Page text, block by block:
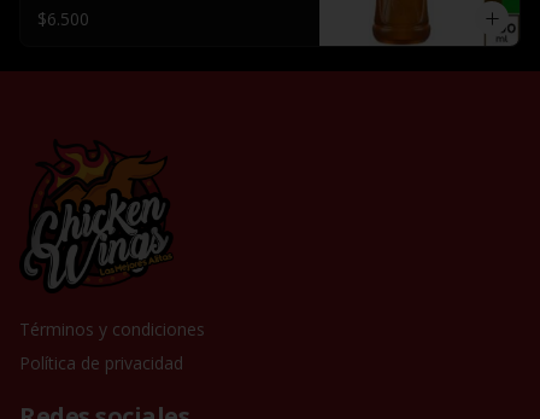
$6.500
Términos y condiciones
Política de privacidad